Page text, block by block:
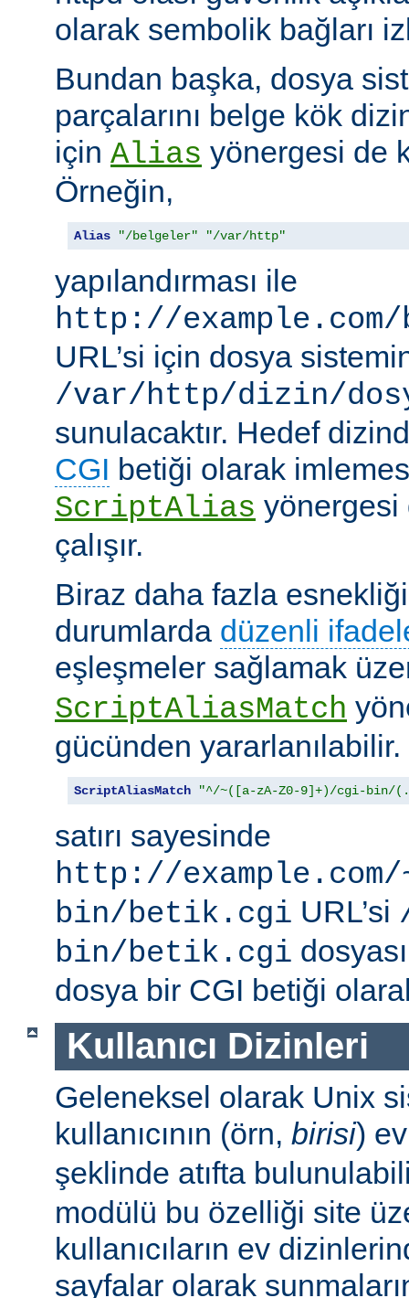
olarak sembolik bağları
Bundan başka, dosya
parçalarını belge kök
için Alias yönergesi de
Örneğin,
Alias "/belgeler" "/var/http"
yapılandırması ile
http://
URL’si için dosya
/var/http/dizin/
sunulacaktır. Hedef
CGI betiği olarak
ScriptAlias yönergesi
çalışır.
Biraz daha fazla
durumlarda düzenli
eşleşmeler sağlamak
ScriptAliasMatch
gücünden
ScriptAliasMatch "^/~([a-zA-Z0-9]+)/cgi-bin/
satırı sayesinde
http://
bin/betik.cgi URL’si
bin/betik.cgi
dosya bir CGI betiği olarak
Kullanıcı Dizinleri
Geleneksel olarak Unix
kullanıcının (örn, birisi)
şeklinde atıfta
modülü bu özelliği site
kullanıcıların ev
sayfalar olarak